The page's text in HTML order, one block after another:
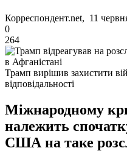
Корреспондент.net, 11
0
264
Трамп вирішив захистити
відповідальності
Міжнародному
належить
США на таке